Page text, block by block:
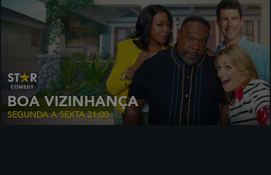
BOA VIZINHANÇA
SEGUNDA A SEXTA 21:00